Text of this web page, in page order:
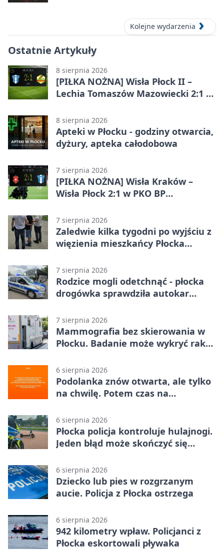
Kolejne wydarzenia
Ostatnie Artykuły
8 sierpnia 2026
[PIŁKA NOŻNA] Wisła Płock II –
Lechia Tomaszów Mazowiecki 2:1 w
8 sierpnia 2026
Apteki w Płocku - godziny otwarcia,
dyżury, apteka całodobowa
7 sierpnia 2026
[PIŁKA NOŻNA] Wisła Kraków –
Wisła Płock 2:1 w PKO BP
rozstrzygnęli mecz przed przerwą
7 sierpnia 2026
Zaledwie kilka tygodni po wyjściu z
więzienia mieszkańcy Płocka
7 sierpnia 2026
Rodzice mogli odetchnąć - płocka
drogówka sprawdziła autokar
7 sierpnia 2026
Mammografia bez skierowania w
Płocku. Badanie może wykryć raka,
6 sierpnia 2026
Podolanka znów otwarta, ale tylko
na chwilę. Potem czas na
6 sierpnia 2026
Płocka policja kontroluje hulajnogi.
Jeden błąd może skończyć się
6 sierpnia 2026
Dziecko lub pies w rozgrzanym
aucie. Policja z Płocka ostrzega
6 sierpnia 2026
942 kilometry wpław. Policjanci z
Płocka eskortowali pływaka